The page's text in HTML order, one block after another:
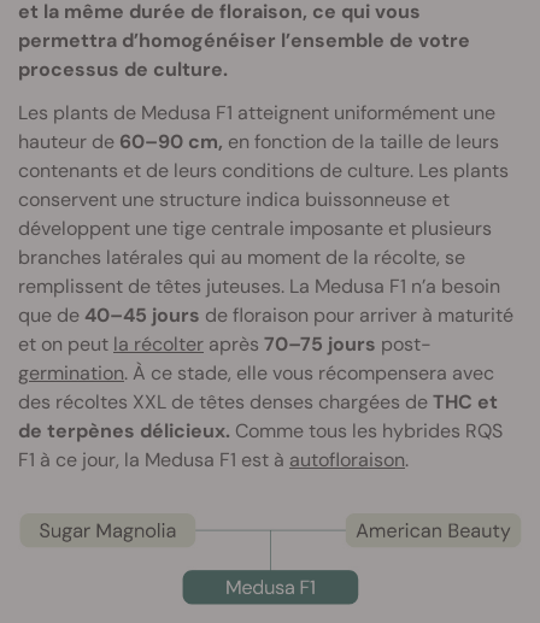
et la même durée de floraison, ce qui vous
permettra d’homogénéiser l’ensemble de votre
processus de culture.
Les plants de Medusa F1 atteignent uniformément une
hauteur de 60–90 cm, en fonction de la taille de leurs
contenants et de leurs conditions de culture. Les plants
conservent une structure indica buissonneuse et
développent une tige centrale imposante et plusieurs
branches latérales qui au moment de la récolte, se
remplissent de têtes juteuses. La Medusa F1 n’a besoin
que de 40–45 jours de floraison pour arriver à maturité
et on peut la récolter après 70–75 jours post-
germination. À ce stade, elle vous récompensera avec
des récoltes XXL de têtes denses chargées deTHC et
de terpènes délicieux. Comme tous les hybrides RQS
F1 à ce jour, la Medusa F1 est à autofloraison.